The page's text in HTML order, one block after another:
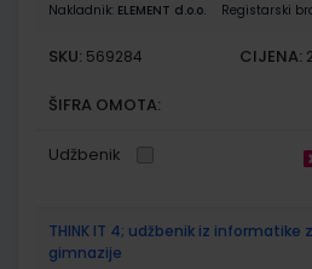
Nakladnik: ELEMENT d.o.o. Registarski
SKU: 569284 CIJENA:
ŠIFRA OMOTA:
Udžbenik
THINK IT 4; udžbenik iz informatike
gimnazije